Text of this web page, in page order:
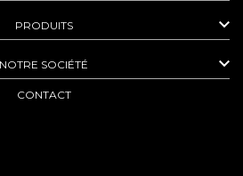
PRODUITS 
NOTRE SOCIÉTÉ 
CONTACT